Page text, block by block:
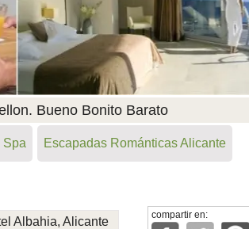
Bueno Bonito Barato
Spa Escapadas Románticas Alicante
compartir en:
Albahia, Alicante